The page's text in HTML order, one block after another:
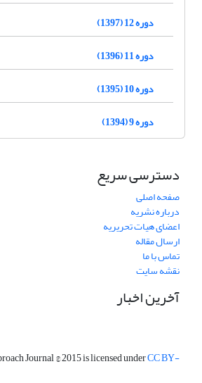
دوره 12 (1397)
دوره 11 (1396)
دوره 10 (1395)
دوره 9 (1394)
دسترسی سریع
صفحه اصلی
درباره نشریه
اعضای هیات تحریریه
ارسال مقاله
تماس با ما
نقشه سایت
آخرین اخبار
Journal© 2015 is licensed underCC BY-